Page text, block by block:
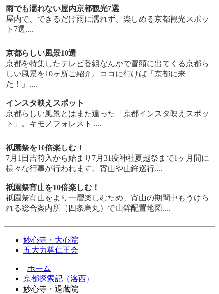
雨でも濡れない屋内京都観光7選
屋内で、できるだけ雨に濡れず、楽しめる京都観光スポッ
ト7選....
京都らしい風景10選
京都を特集したテレビ番組なんかで冒頭に出てくる京都ら
しい風景を10ヶ所ご紹介。ココに行けば「京都に来
た！」....
インスタ映えスポット
京都らしい風景とはまた違った「京都インスタ映えスポッ
ト」。キモノフォレスト ....
祇園祭を10倍楽しむ！
7月1日吉符入から始まり7月31疫神社夏越祭まで1ヶ月間に
様々な行事が行われます。宵山や山鉾巡行....
祇園祭宵山を10倍楽しむ！
祇園祭宵山をより一層楽しむため、宵山の期間中もうけら
れる総合案内所（四条烏丸）で山鉾配置地図....
妙心寺・大心院
五大力尊仁王会
ホーム
京都探索記（洛西）
妙心寺・退蔵院